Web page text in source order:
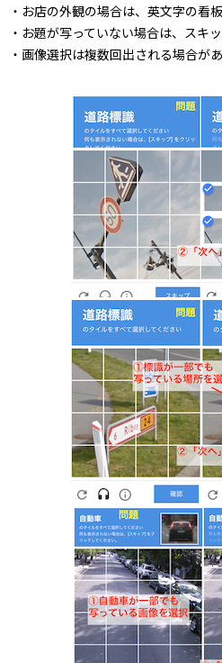
・お店の外観の場合は、英文字の看
・お題が写っていない場合は、スキ
・画像選択は複数回出される場合が